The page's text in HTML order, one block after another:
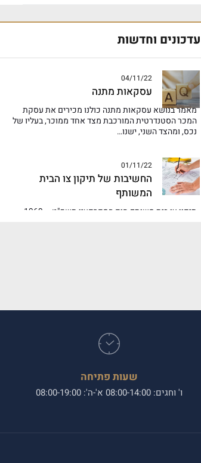
עדכונים וחדשות
04/11/22
עסקאות מתנה
מאמר בנושא עסקאות מתנה כולנו מכירים את עסקת
המכר הסטנדרטית המורכבת מצד אחד ממוכר, בעליו של
נכס, ומהצד השני, ישנו…
01/11/22
החשיבות של תיקון צו הבית
המשותף
תיקון צו בית משותף חוק המקרקעין תשכ"ט – 1969
תנאי הזכאות להליך מהיר לתביעה לפינוי מושכר הליך
שעות פתיחה
ו' וחגים: 08:00-14:00 א'-ה': 08:00-19:00